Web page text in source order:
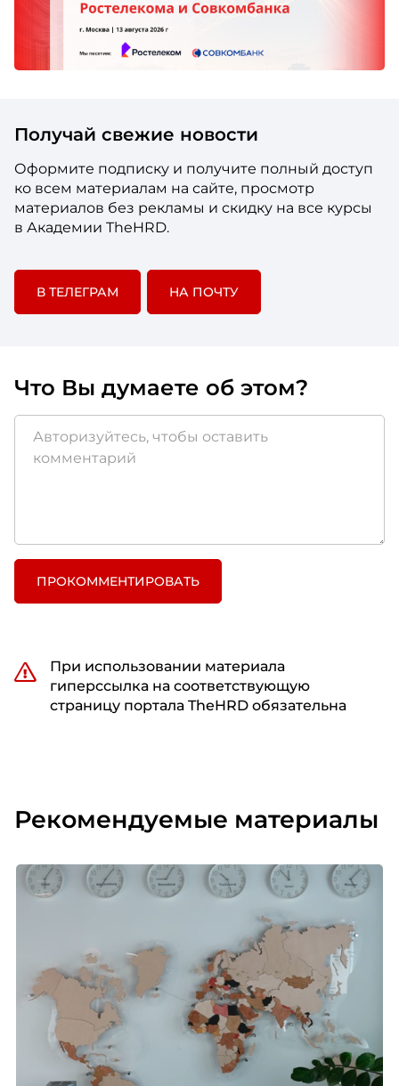
Получай свежие новости
Оформите подписку и получите полный доступ
ко всем материалам на сайте, просмотр
материалов без рекламы и скидку на все курсы
в Академии TheHRD.
В ТЕЛЕГРАМ НА ПОЧТУ
Что Вы думаете об этом?
ПРОКОММЕНТИРОВАТЬ
При использовании материала
гиперссылка на соответствующую
страницу портала TheHRD обязательна
Рекомендуемые материалы